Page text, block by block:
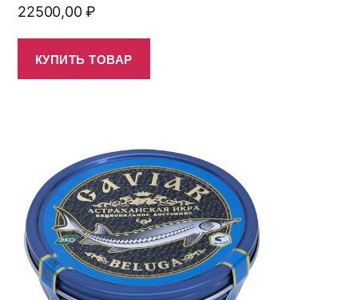
22500,00₽
КУПИТЬ ТОВАР